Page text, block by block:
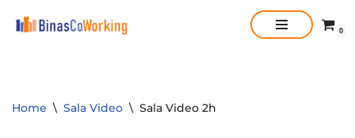
0
Home \ Sala Video \ Sala Video 2h